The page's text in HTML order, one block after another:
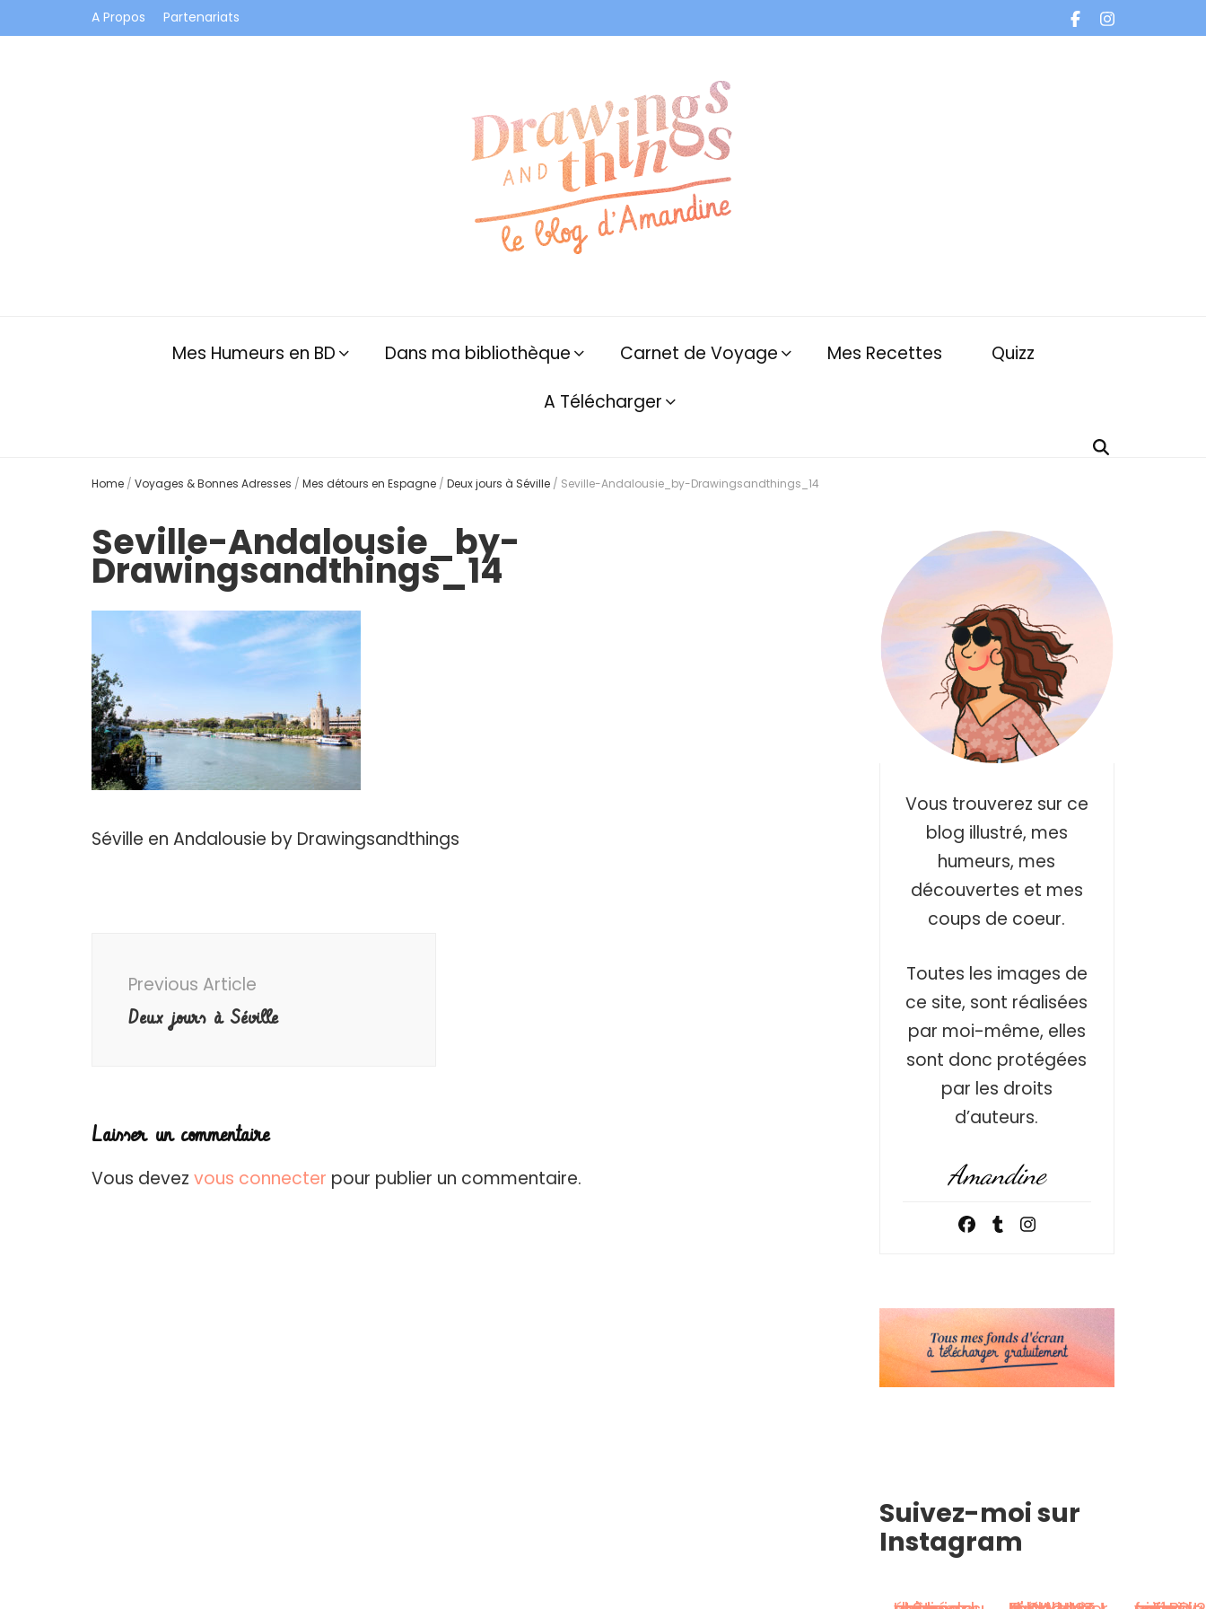
A Propos Partenariats
Mes Humeurs en BD Dans ma bibliothèque Carnet de Voyage Mes Recettes
Quizz
A Télécharger
Home / Voyages & Bonnes Adresses / Mes détours en Espagne / Deux jours à Séville / Seville-Andalousie_by-Drawingsandthings_14
Seville-Andalousie_by-
Drawingsandthings_14
Séville en Andalousie by Drawingsandthings
Navigation
Previous Article
Deux jours à Séville
Laisser un commentaire
Vous devez vous connecter pour publier un commentaire.
Vous trouverez sur ce
blog illustré, mes
humeurs, mes
découvertes et mes
coups de coeur.
Toutes les images de
ce site, sont réalisées
par moi-même, elles
sont donc protégées
par les droits
d’auteurs.
Amandine
Suivez-moi sur
Instagram